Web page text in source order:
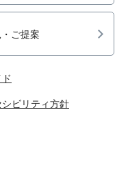
ご提案
ビリティ方針